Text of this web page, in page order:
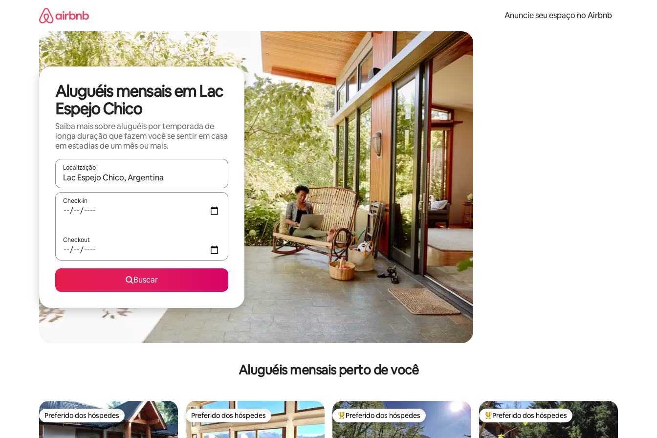
Anuncie seu espaço no Airbnb
Aluguéis mensais em Lac
Espejo Chico
Saiba mais sobre aluguéis por temporada de
longa duração que fazem você se sentir em casa
em estadias de um mês ou mais.
Localização
Quando os resultados estiverem disponíveis, explore-os usando as seta para cima e para baixo do teclado ou tocando e deslizando o dedo na tela.
Check-in
Checkout
Buscar
Aluguéis mensais perto de você
Preferido dos hóspedes
Preferido dos hóspedes Preferido dos hóspedes
Preferido dos hóspedes Entre os melhores preferidos dos hóspedes
Preferido dos hóspedes Entre os melhores preferidos dos hóspedes
Preferido dos hóspedes